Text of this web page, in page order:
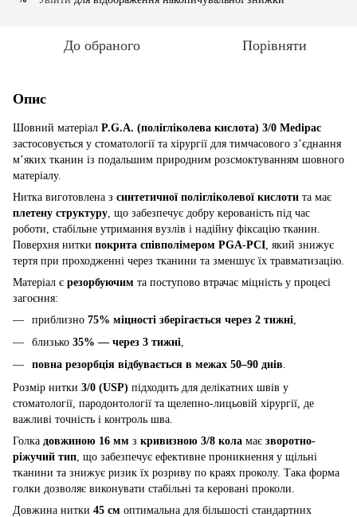
До обраного Порівняти
Опис
Шовний матеріал P.G.A. (полігліколева кислота) 3/0 Medipac
застосовується у стоматології та хірургії для тимчасового з’єднання
м’яких тканин із подальшим природним розсмоктуванням шовного
матеріалу.
Нитка виготовлена з синтетичної полігліколевої кислоти та має
плетену структуру , що забезпечує добру керованість під час
роботи, стабільне утримання вузлів і надійну фіксацію тканин.
Поверхня нитки покрита співполімером PGA-PCI , який знижує
тертя при проходженні через тканини та зменшує їх травматизацію.
Матеріал є резорбуючим та поступово втрачає міцність у процесі
загоєння:
приблизно 75% міцності зберігається через 2 тижні
близько 35% — через 3 тижні
повна резорбція відбувається в межах 50–90 днів.
Розмір нитки 3/0 (USP) підходить для делікатних швів у
стоматології, пародонтології та щелепно-лицьовій хірургії, де
важливі точність і контроль шва.
Голка довжиною 16 мм з кривизною 3/8 кола має зворотно-
ріжучий тип , що забезпечує ефективне проникнення у щільні
тканини та знижує ризик їх розриву по краях проколу. Така форма
голки дозволяє виконувати стабільні та керовані проколи.
Довжина нитки 45 см оптимальна для більшості стандартних